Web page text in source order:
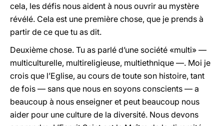
cela, les défis nous aident à nous ouvrir au mystère
révélé. Cela est une première chose, que je prends à
partir de ce que tu as dit.
Deuxième chose. Tu as parlé d’une société «multi» —
multiculturelle, multireligieuse, multiethnique —. Moi je
crois que l’Eglise, au cours de toute son histoire, tant
de fois — sans que nous en soyons conscients — a
beaucoup à nous enseigner et peut beaucoup nous
aider pour une culture de la diversité. Nous devons